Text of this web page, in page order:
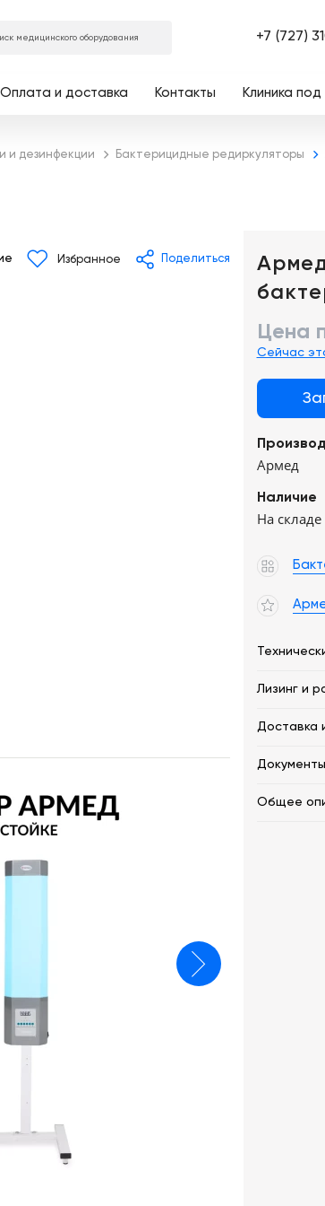
медицинского оборудования +7 (727)
Оплата и доставка Контакты Клиника под
и дезинфекции Бактерицидные редиркуляторы
Цена
Сейчас
Армед
Наличие
На складе
Лизинг и
Доставка
Документы
Общее
Избранное Поделиться